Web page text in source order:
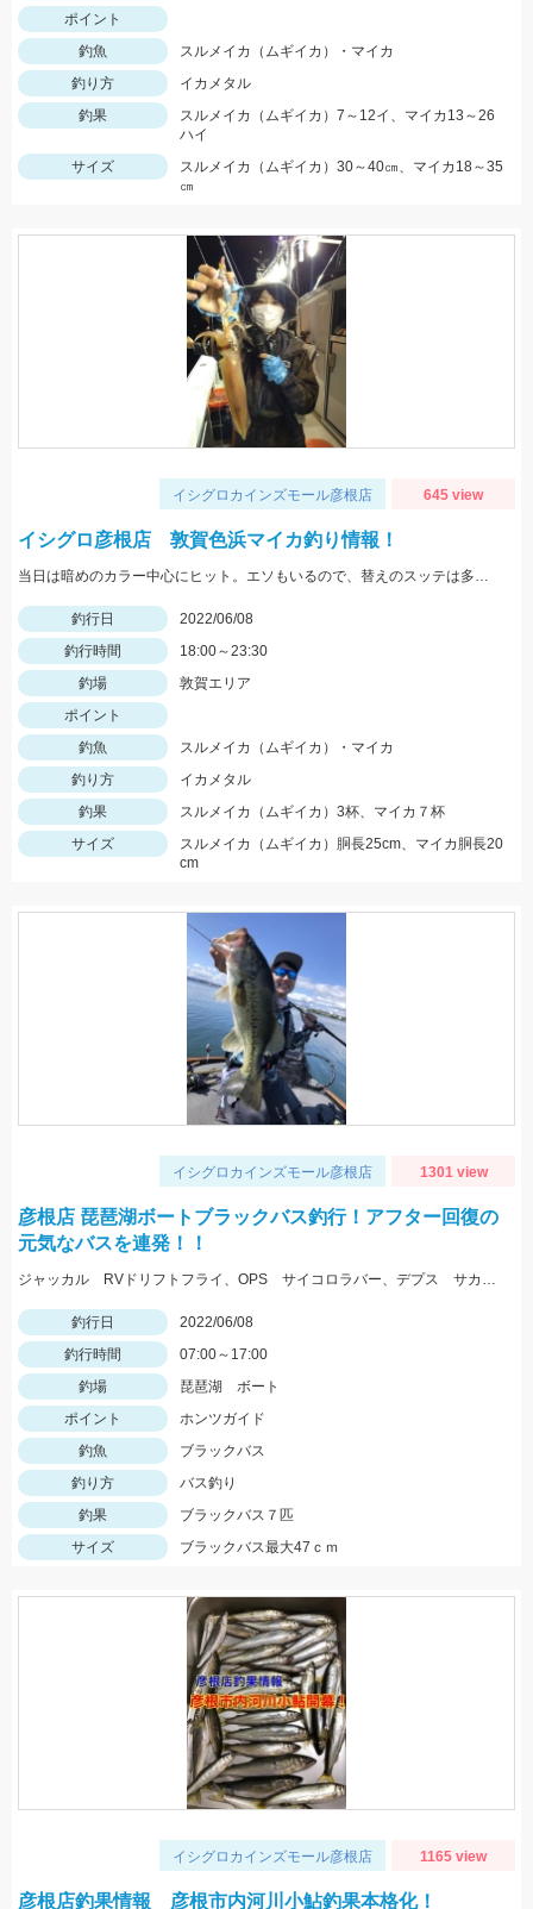
ポイント
釣魚
スルメイカ（ムギイカ）・マイカ
釣り方
イカメタル
釣果
スルメイカ（ムギイカ）7～12イ、マイカ13～26
ハイ
サイズ
スルメイカ（ムギイカ）30～40㎝、マイカ18～35
㎝
イシグロカインズモール彦根店 645 view
イシグロ彦根店 敦賀色浜マイカ釣り情報！
当日は暗めのカラー中心にヒット。エソもいるので、替えのスッテは多めに。
釣行日
2022/06/08
釣行時間
18:00～23:30
釣場
敦賀エリア
ポイント
釣魚
スルメイカ（ムギイカ）・マイカ
釣り方
イカメタル
釣果
スルメイカ（ムギイカ）3杯、マイカ７杯
サイズ
スルメイカ（ムギイカ）胴長25cm、マイカ胴長20
cm
イシグロカインズモール彦根店 1301 view
彦根店 琵琶湖ボートブラックバス釣行！アフター回復の
元気なバスを連発！！
ジャッカル RVドリフトフライ、OPS サイコロラバー、デプス サカマタシャッド５インチでの釣果です。
釣行日
2022/06/08
釣行時間
07:00～17:00
釣場
琵琶湖 ボート
ポイント
ホンツガイド
釣魚
ブラックバス
釣り方
バス釣り
釣果
ブラックバス７匹
サイズ
ブラックバス最大47ｃｍ
イシグロカインズモール彦根店 1165 view
彦根店釣果情報 彦根市内河川小鮎釣果本格化！